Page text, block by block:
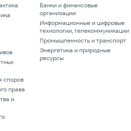
споров
права
и
Банки и финансовые
организации
Информационные и цифровые
технологии, телекоммуникации
Промышленность и транспорт
Энергетика и природные
ресурсы